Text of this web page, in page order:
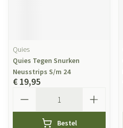
Quies
Quies Tegen Snurken
Neusstrips S/m 24
€ 19,95
Bestel